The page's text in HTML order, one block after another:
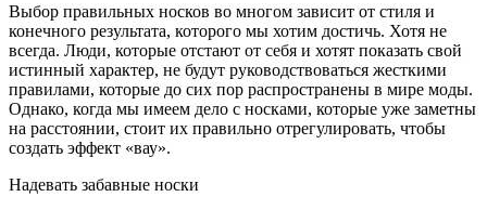
Выбор правильных носков во многом зависит от стиля и
конечного результата, которого мы хотим достичь. Хотя не
всегда. Люди, которые отстают от себя и хотят показать свой
истинный характер, не будут руководствоваться жесткими
правилами, которые до сих пор распространены в мире моды.
Однако, когда мы имеем дело с носками, которые уже заметны
на расстоянии, стоит их правильно отрегулировать, чтобы
создать эффект «вау».
Надевать забавные носки